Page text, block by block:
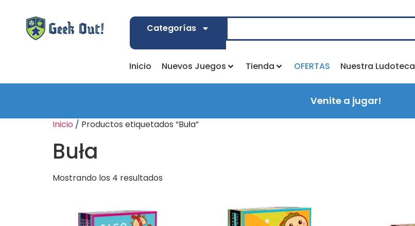
Categorías
Inicio Nuevos Juegos Tienda OFERTAS Nuestra Ludoteca
Venite a jugar!
Inicio / Productos etiquetados “Buła”
Buła
Mostrando los 4 resultados